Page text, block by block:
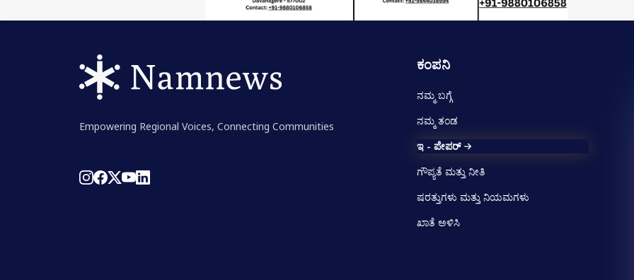
Empowering Regional Voices, Connecting Communities
ಕಂಪನಿ
ನಮ್ಮ ಬಗ್ಗೆ
ನಮ್ಮ ತಂಡ
ಇ - ಪೇಪರ್
ಗೌಪ್ಯತೆ ಮತ್ತು ನೀತಿ
ಷರತ್ತುಗಳು ಮತ್ತು ನಿಯಮಗಳು
ಖಾತೆ ಅಳಿಸಿ